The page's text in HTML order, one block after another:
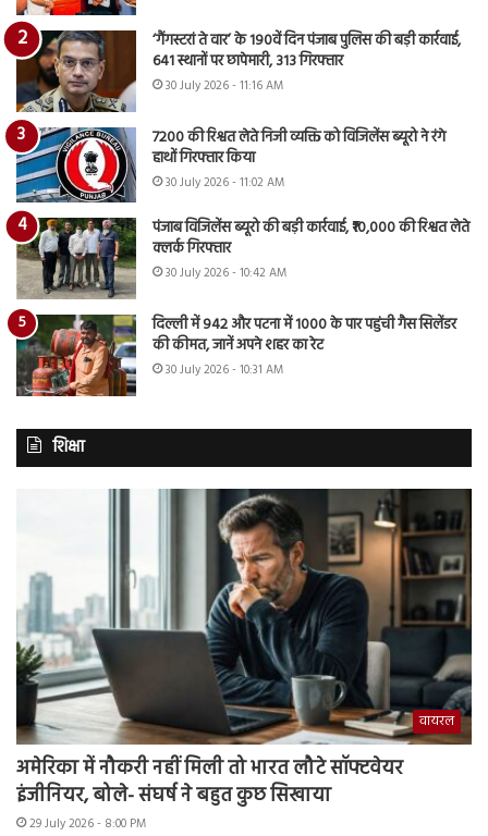
‘गैंगस्टरां ते वार’ के 190वें दिन पंजाब पुलिस की बड़ी कार्रवाई,
641 स्थानों पर छापेमारी, 313 गिरफ्तार
30 July 2026 - 11:16 AM
7200 की रिश्वत लेते निजी व्यक्ति को विजिलेंस ब्यूरो ने रंगे
हाथों गिरफ्तार किया
30 July 2026 - 11:02 AM
पंजाब विजिलेंस ब्यूरो की बड़ी कार्रवाई, ₹10,000 की रिश्वत लेते
क्लर्क गिरफ्तार
30 July 2026 - 10:42 AM
दिल्ली में 942 और पटना में 1000 के पार पहुंची गैस सिलेंडर
की कीमत, जानें अपने शहर का रेट
30 July 2026 - 10:31 AM
शिक्षा
वायरल
अमेरिका में नौकरी नहीं मिली तो भारत लौटे सॉफ्टवेयर
इंजीनियर, बोले- संघर्ष ने बहुत कुछ सिखाया
29 July 2026 - 8:00 PM